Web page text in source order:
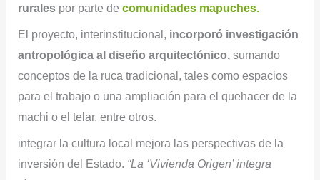
rurales por parte de comunidades mapuches.
El proyecto, interinstitucional, incorporó investigación
antropológica al diseño arquitectónico,sumando
conceptos de la ruca tradicional, tales como espacios
para el trabajo o una ampliación para el quehacer de la
machi o el telar, entre otros.
integrar la cultura local mejora las perspectivas de la
inversión del Estado. “La ‘Vivienda Origen’ integra